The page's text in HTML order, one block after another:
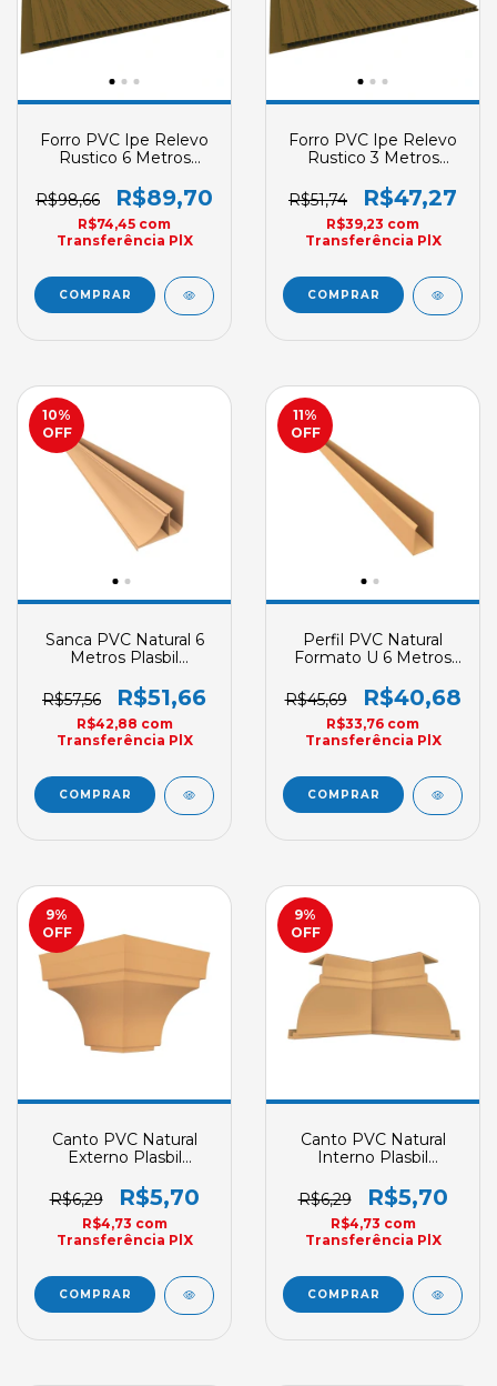
Forro PVC Ipe Relevo
Rustico 6 Metros
200mm X 7mm
R$98,66 R$89,70
R$74,45 com
Transferência PlX
Forro PVC Ipe Relevo
Rustico 3 Metros
200mm X 7mm Sob
Encomenda
R$51,74 R$47,27
R$39,23 com
Transferência PlX
10%
OFF
Sanca PVC Natural 6
Metros Plasbil
R$57,56
R$51,66
R$42,88 com
Transferência PlX
11%
OFF
Perfil PVC Natural
Formato U 6 Metros
Acabamento
Convencional
R$45,69 R$40,68
R$33,76 com
Transferência PlX
9%
OFF
Canto PVC Natural
Externo Plasbil
Clique
R$6,29 R$5,70
R$4,73 com
Transferência PlX
9%
OFF
Canto PVC Natural
Interno Plasbil
Clique
R$6,29 R$5,70
R$4,73 com
Transferência PlX